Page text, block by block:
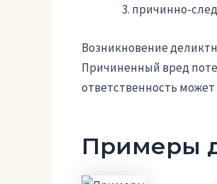
причинно-
Возникновение
Причиненный вред
ответственность
Примеры